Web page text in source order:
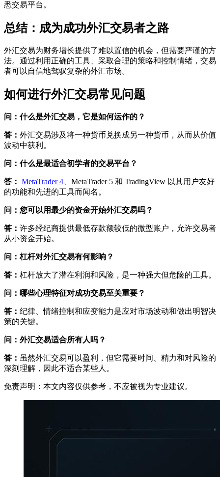
悉交易平台。
总结：成为成功外汇交易者之路
外汇交易为财务增长提供了难以置信的机会，但需要严谨的方
法。通过利用正确的工具、采取合理的策略和控制情绪，交易
者可以自信地驾驭复杂的外汇市场。
如何进行外汇交易常见问题
问：什么是外汇交易，它是如何运作的？
答： 外汇交易涉及将一种货币兑换成另一种货币，从而从价值
波动中获利。
问：什么是最适合初学者的交易平台？
答： MetaTrader 4 、MetaTrader 5 和 TradingView 以其用户友好
的功能和先进的工具而闻名。
问：您可以用最少的资金开始外汇交易吗？
答： 许多经纪商提供最低存款额较低的微型账户，允许交易者
从小资金开始。
问：杠杆对外汇交易有何影响？
答： 杠杆放大了潜在利润和风险，是一种强大但危险的工具。
问：哪些心理特征对成功交易至关重要？
答： 纪律、情绪控制和应变能力是应对市场波动和做出明智决
策的关键。
问：外汇交易适合所有人吗？
答： 虽然外汇交易可以盈利，但它需要时间、精力和对风险的
深刻理解，因此不适合某些人。
免责声明：本文内容仅供参考，不应被视为专业建议。